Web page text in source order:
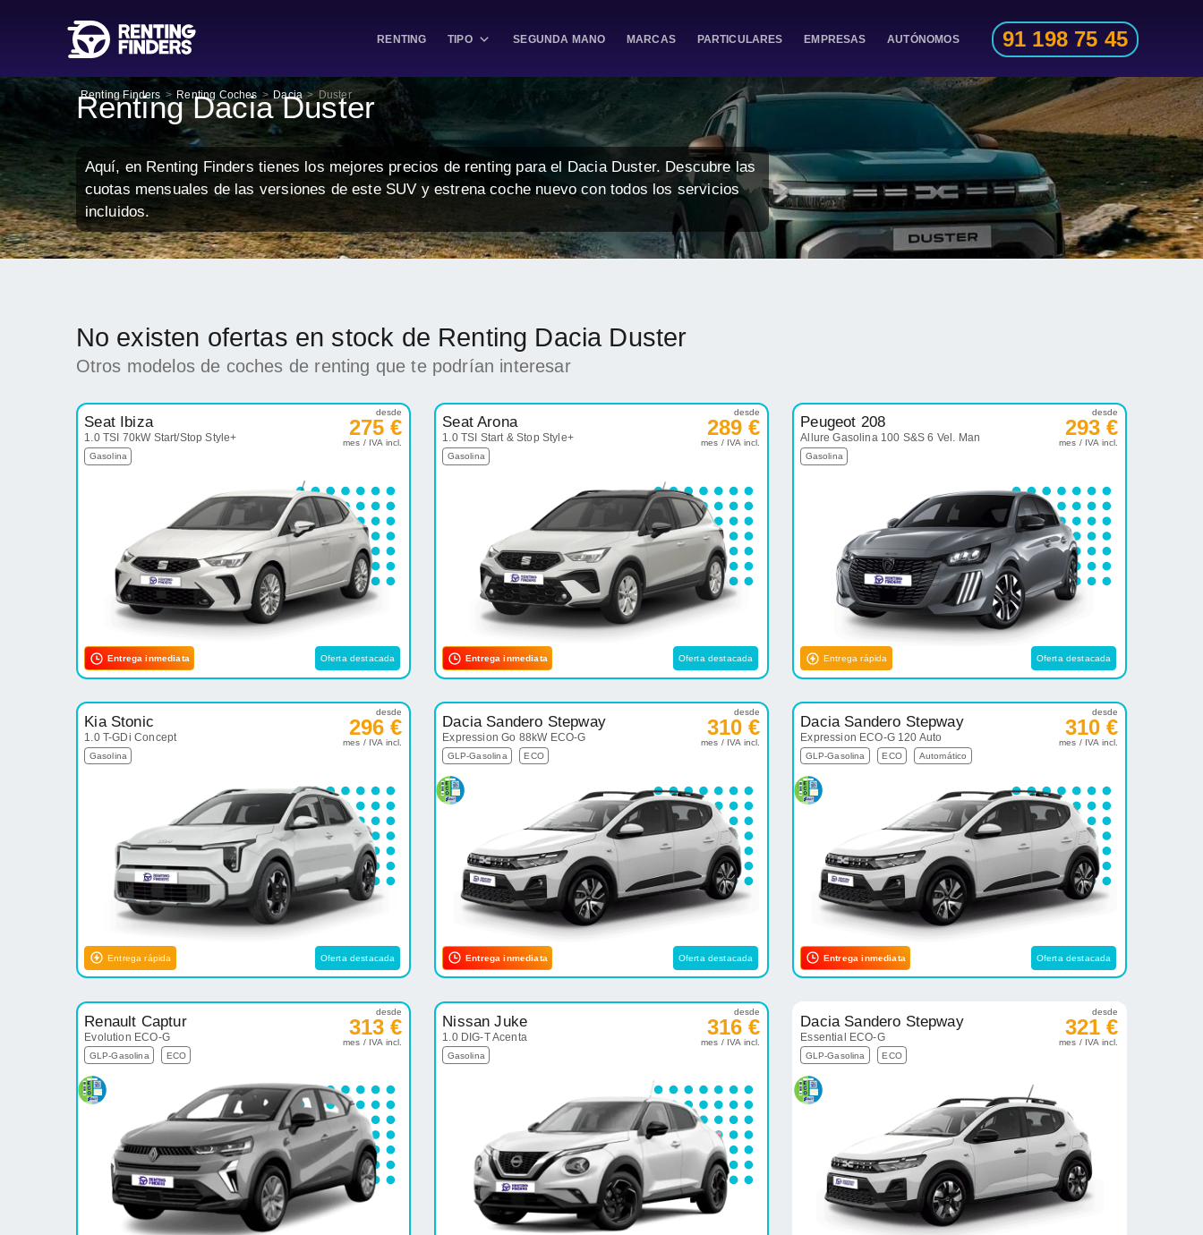
RENTING TIPO SEGUNDA MANO MARCAS PARTICULARES EMPRESAS AUTÓNOMOS 91 198 75 45
Renting Finders > Renting Coches > Dacia > Duster
Renting Dacia Duster
Aquí, en Renting Finders tienes los mejores precios de renting para el Dacia Duster. Descubre las
cuotas mensuales de las versiones de este SUV y estrena coche nuevo con todos los servicios
incluidos.
No existen ofertas en stock de Renting Dacia Duster
Otros modelos de coches de renting que te podrían interesar
Seat Ibiza
1.0 TSI 70kW Start/Stop Style+
Gasolina
desde
275 €
mes / IVA incl.
Entrega inmediata Oferta destacada
Seat Arona
1.0 TSI Start & Stop Style+
Gasolina
desde
289 €
mes / IVA incl.
Entrega inmediata Oferta destacada
Peugeot 208
Allure Gasolina 100 S&S 6 Vel. Man
Gasolina
desde
293 €
mes / IVA incl.
Entrega rápida Oferta destacada
Kia Stonic
1.0 T-GDi Concept
Gasolina
desde
296 €
mes / IVA incl.
Entrega rápida Oferta destacada
Dacia Sandero Stepway
Expression Go 88kW ECO-G
GLP-Gasolina ECO
desde
310 €
mes / IVA incl.
Entrega inmediata Oferta destacada
Dacia Sandero Stepway
Expression ECO-G 120 Auto
GLP-Gasolina ECO Automático
desde
310 €
mes / IVA incl.
Entrega inmediata Oferta destacada
Renault Captur
Evolution ECO-G
GLP-Gasolina ECO
desde
313 €
mes / IVA incl.
Nissan Juke
1.0 DIG-T Acenta
Gasolina
desde
316 €
mes / IVA incl.
Dacia Sandero Stepway
Essential ECO-G
GLP-Gasolina ECO
desde
321 €
mes / IVA incl.